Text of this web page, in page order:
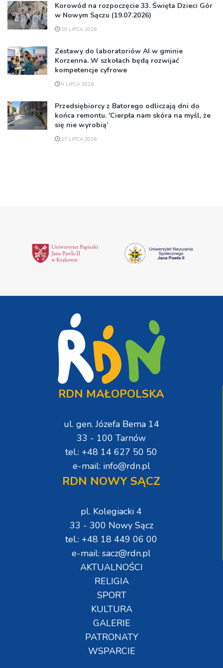
Korowód na rozpoczęcie 33. Święta Dzieci Gór
w Nowym Sączu (19.07.2026)
19 LIPCA 2026
Zestawy do laboratoriów AI w gminie
Korzenna. W szkołach będą rozwijać
kompetencje cyfrowe
9 LIPCA 2026
Przedsiębiorcy z Batorego odliczają dni do
końca remontu. 'Cierpła nam skóra na myśl, że
się nie wyrobią’
17 LIPCA 2026
RDN MAŁOPOLSKA
ul. gen. Józefa Bema 14
33 - 100 Tarnów
tel.: +48 14 627 50 50
e-mail: info@rdn.pl
RDN NOWY SĄCZ
pl. Kolegiacki 4
33 - 300 Nowy Sącz
tel.: +48 18 449 06 00
e-mail: sacz@rdn.pl
AKTUALNOŚCI
RELIGIA
SPORT
KULTURA
GALERIE
PATRONATY
WSPARCIE